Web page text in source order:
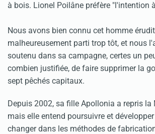
à bois. Lionel Poilâne préfère "l'intention
Nous avons bien connu cet homme
malheureusement parti trop tôt, et nous
soutenu dans sa campagne, certes un
combien justifiée, de faire supprimer la
sept pêchés capitaux.
Depuis 2002, sa fille Apollonia a repris la
mais elle entend poursuivre et
changer dans les méthodes de